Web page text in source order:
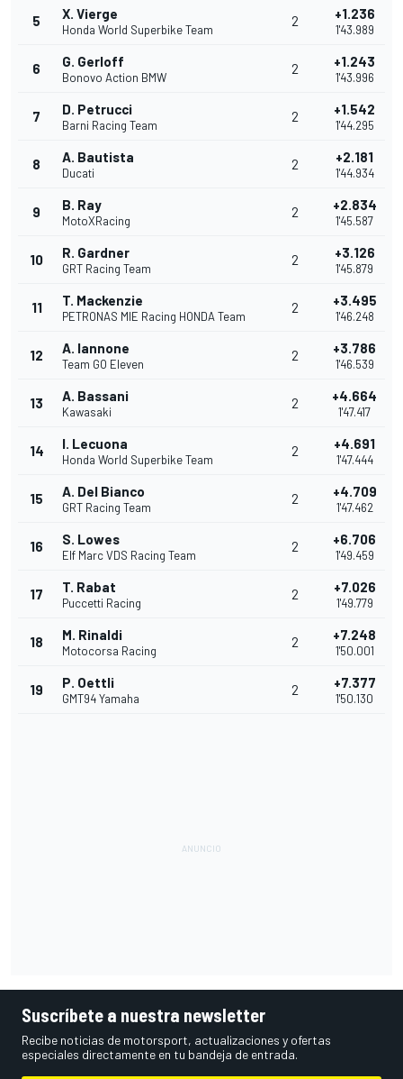
5 X. Vierge
Honda World Superbike Team
2 +1.236
1'43.989
6 G. Gerloff
Bonovo Action BMW
2 +1.243
1'43.996
7 D. Petrucci
Barni Racing Team
2 +1.542
1'44.295
8 A. Bautista
Ducati
2 +2.181
1'44.934
9 B. Ray
MotoXRacing
2 +2.834
1'45.587
10 R. Gardner
GRT Racing Team
2 +3.126
1'45.879
11 T. Mackenzie
PETRONAS MIE Racing HONDA Team
2 +3.495
1'46.248
12 A. Iannone
Team GO Eleven
2 +3.786
1'46.539
13 A. Bassani
Kawasaki
2 +4.664
1'47.417
14 I. Lecuona
Honda World Superbike Team
2 +4.691
1'47.444
15 A. Del Bianco
GRT Racing Team
2 +4.709
1'47.462
16 S. Lowes
Elf Marc VDS Racing Team
2 +6.706
1'49.459
17 T. Rabat
Puccetti Racing
2 +7.026
1'49.779
18 M. Rinaldi
Motocorsa Racing
2 +7.248
1'50.001
19 P. Oettli
GMT94 Yamaha
2 +7.377
1'50.130
Suscríbete a nuestra newsletter
Recibe noticias de motorsport, actualizaciones y ofertas
especiales directamente en tu bandeja de entrada.